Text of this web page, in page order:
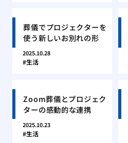
葬儀でプロジェクターを
使う新しいお別れの形
2025.10.28
生活
Zoom葬儀とプロジェク
ターの感動的な連携
2025.10.23
生活